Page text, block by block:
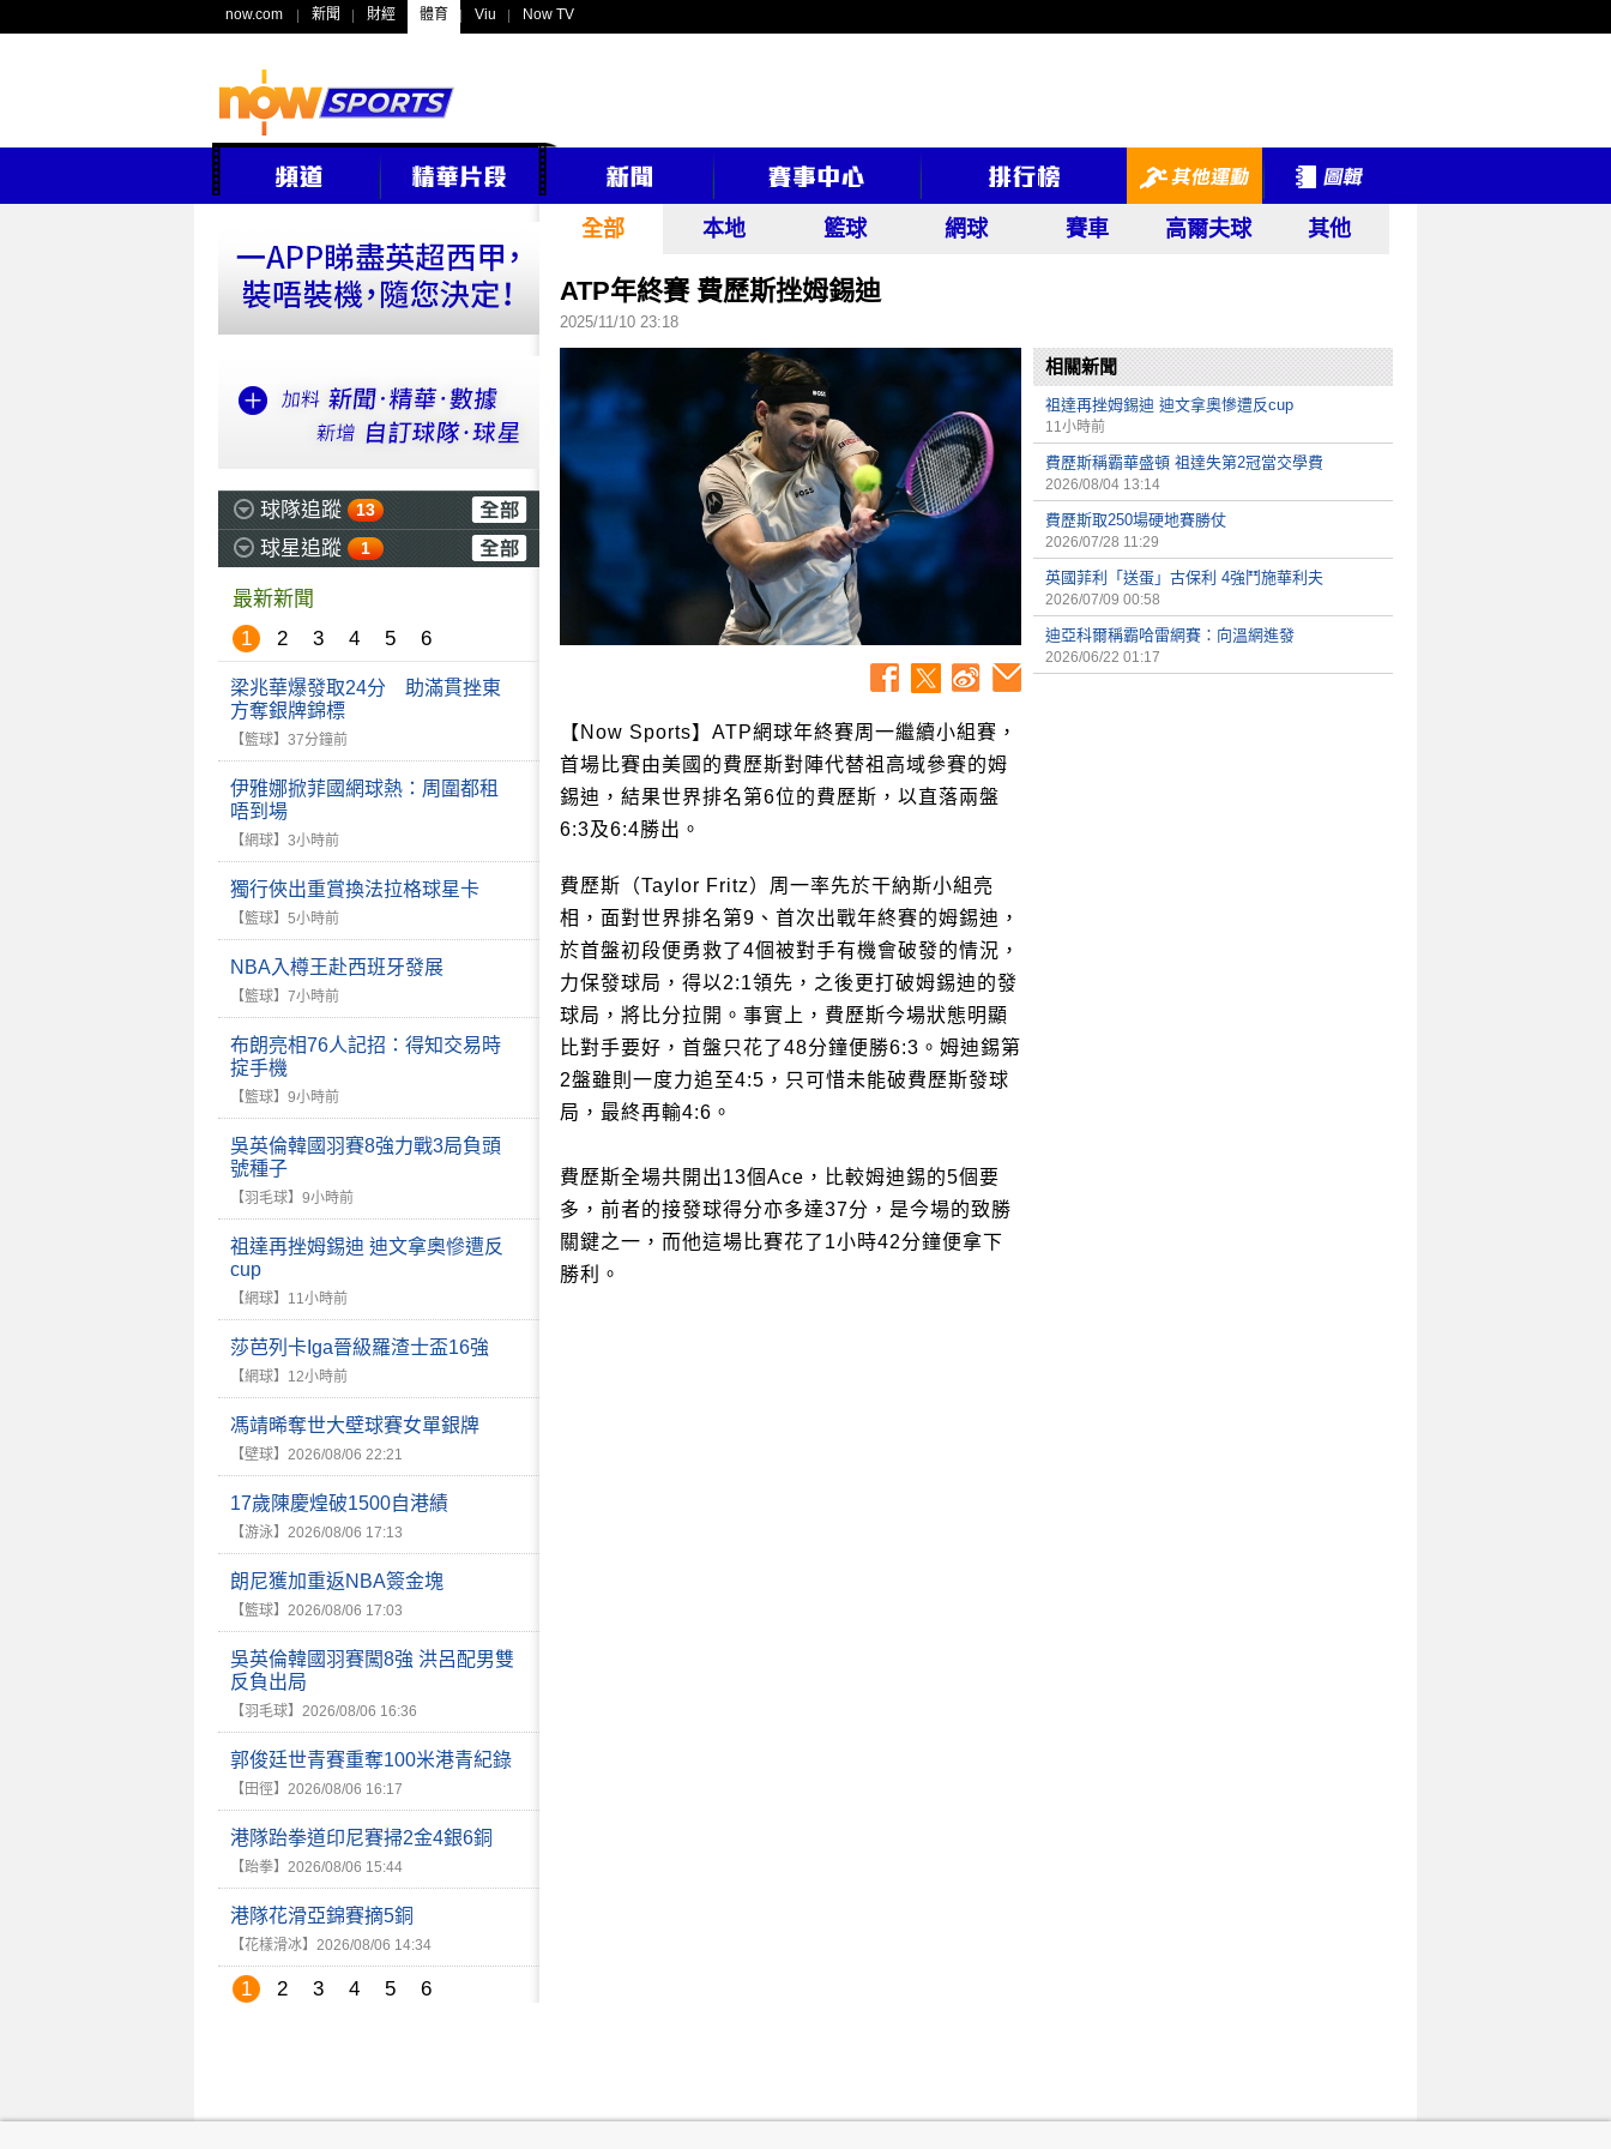
now.com 新聞 財經 體育 Viu Now TV
球隊追蹤 13
球星追蹤 1
最新新聞
1
2 3 4 5 6
梁兆華爆發取24分 助滿貫挫東
方奪銀牌錦標
【籃球】 37分鐘前
伊雅娜掀菲國網球熱：周圍都租
唔到場
【網球】 3小時前
獨行俠出重賞換法拉格球星卡
【籃球】 5小時前
NBA入樽王赴西班牙發展
【籃球】 7小時前
布朗亮相76人記招：得知交易時
掟手機
【籃球】 9小時前
吳英倫韓國羽賽8強力戰3局負頭
號種子
【羽毛球】 9小時前
祖達再挫姆錫迪 迪文拿奧慘遭反
cup
【網球】 11小時前
莎芭列卡Iga晉級羅渣士盃16強
【網球】 12小時前
馮靖晞奪世大壁球賽女單銀牌
【壁球】 2026/08/06 22:21
17歲陳慶煌破1500自港績
【游泳】 2026/08/06 17:13
朗尼獲加重返NBA簽金塊
【籃球】 2026/08/06 17:03
吳英倫韓國羽賽闖8強 洪呂配男雙
反負出局
【羽毛球】 2026/08/06 16:36
郭俊廷世青賽重奪100米港青紀錄
【田徑】 2026/08/06 16:17
港隊跆拳道印尼賽掃2金4銀6銅
【跆拳】 2026/08/06 15:44
港隊花滑亞錦賽摘5銅
【花樣滑冰】 2026/08/06 14:34
1 2 3 4 5 6
全部 本地 籃球 網球 賽車 高爾夫球 其他
ATP年終賽 費歷斯挫姆錫迪
2025/11/10 23:18
【Now Sports】ATP網球年終賽周一繼續小組賽，
首場比賽由美國的費歷斯對陣代替祖高域參賽的姆
錫迪，結果世界排名第6位的費歷斯，以直落兩盤
6:3及6:4勝出。
費歷斯（Taylor Fritz）周一率先於干納斯小組亮
相，面對世界排名第9、首次出戰年終賽的姆錫迪，
於首盤初段便勇救了4個被對手有機會破發的情況，
力保發球局，得以2:1領先，之後更打破姆錫迪的發
球局，將比分拉開。事實上，費歷斯今場狀態明顯
比對手要好，首盤只花了48分鐘便勝6:3。姆迪錫第
2盤雖則一度力追至4:5，只可惜未能破費歷斯發球
局，最終再輸4:6。
費歷斯全場共開出13個Ace，比較姆迪錫的5個要
多，前者的接發球得分亦多達37分，是今場的致勝
關鍵之一，而他這場比賽花了1小時42分鐘便拿下
勝利。
相關新聞
祖達再挫姆錫迪 迪文拿奧慘遭反cup
11小時前
費歷斯稱霸華盛頓 祖達失第2冠當交學費
2026/08/04 13:14
費歷斯取250場硬地賽勝仗
2026/07/28 11:29
英國菲利「送蛋」古保利 4強鬥施華利夫
2026/07/09 00:58
迪亞科爾稱霸哈雷網賽：向溫網進發
2026/06/22 01:17